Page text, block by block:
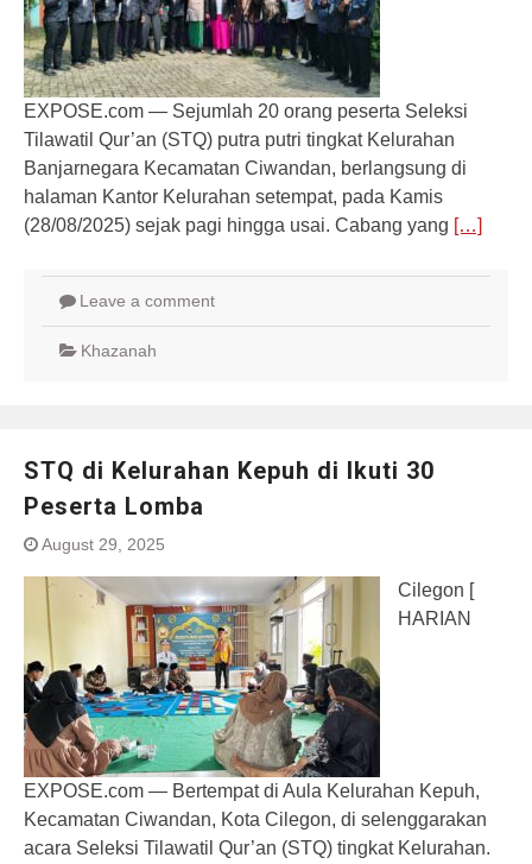
EXPOSE.com — Sejumlah 20 orang peserta Seleksi
Tilawatil Qur’an (STQ) putra putri tingkat Kelurahan
Banjarnegara Kecamatan Ciwandan, berlangsung di
halaman Kantor Kelurahan setempat, pada Kamis
(28/08/2025) sejak pagi hingga usai. Cabang yang […]
Leave a comment
Khazanah
STQ di Kelurahan Kepuh di Ikuti 30
Peserta Lomba
August 29, 2025
Cilegon [
HARIAN
EXPOSE.com — Bertempat di Aula Kelurahan Kepuh,
Kecamatan Ciwandan, Kota Cilegon, di selenggarakan
acara Seleksi Tilawatil Qur’an (STQ) tingkat Kelurahan.